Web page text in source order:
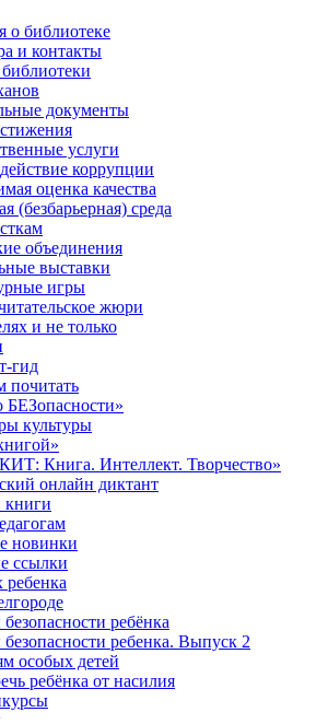
о библиотеке
и контакты
документы
услуги
коррупции
оценка качества
(безбарьерная) среда
объединения
выставки
игры
жюри
и не только
гид
почитать
БЕЗопасности»
культуры
Книга. Интеллект. Творчество»
онлайн диктант
книги
новинки
ссылки
ребенка
ребёнка
ребенка. Выпуск 2
особых детей
ребёнка от насилия